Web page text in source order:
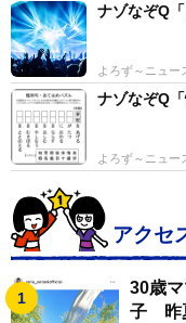
ナゾなぞQ
よろず～ニュー
ナゾなぞQ
よろず～ニュー
アクセ
30歳
子 昨